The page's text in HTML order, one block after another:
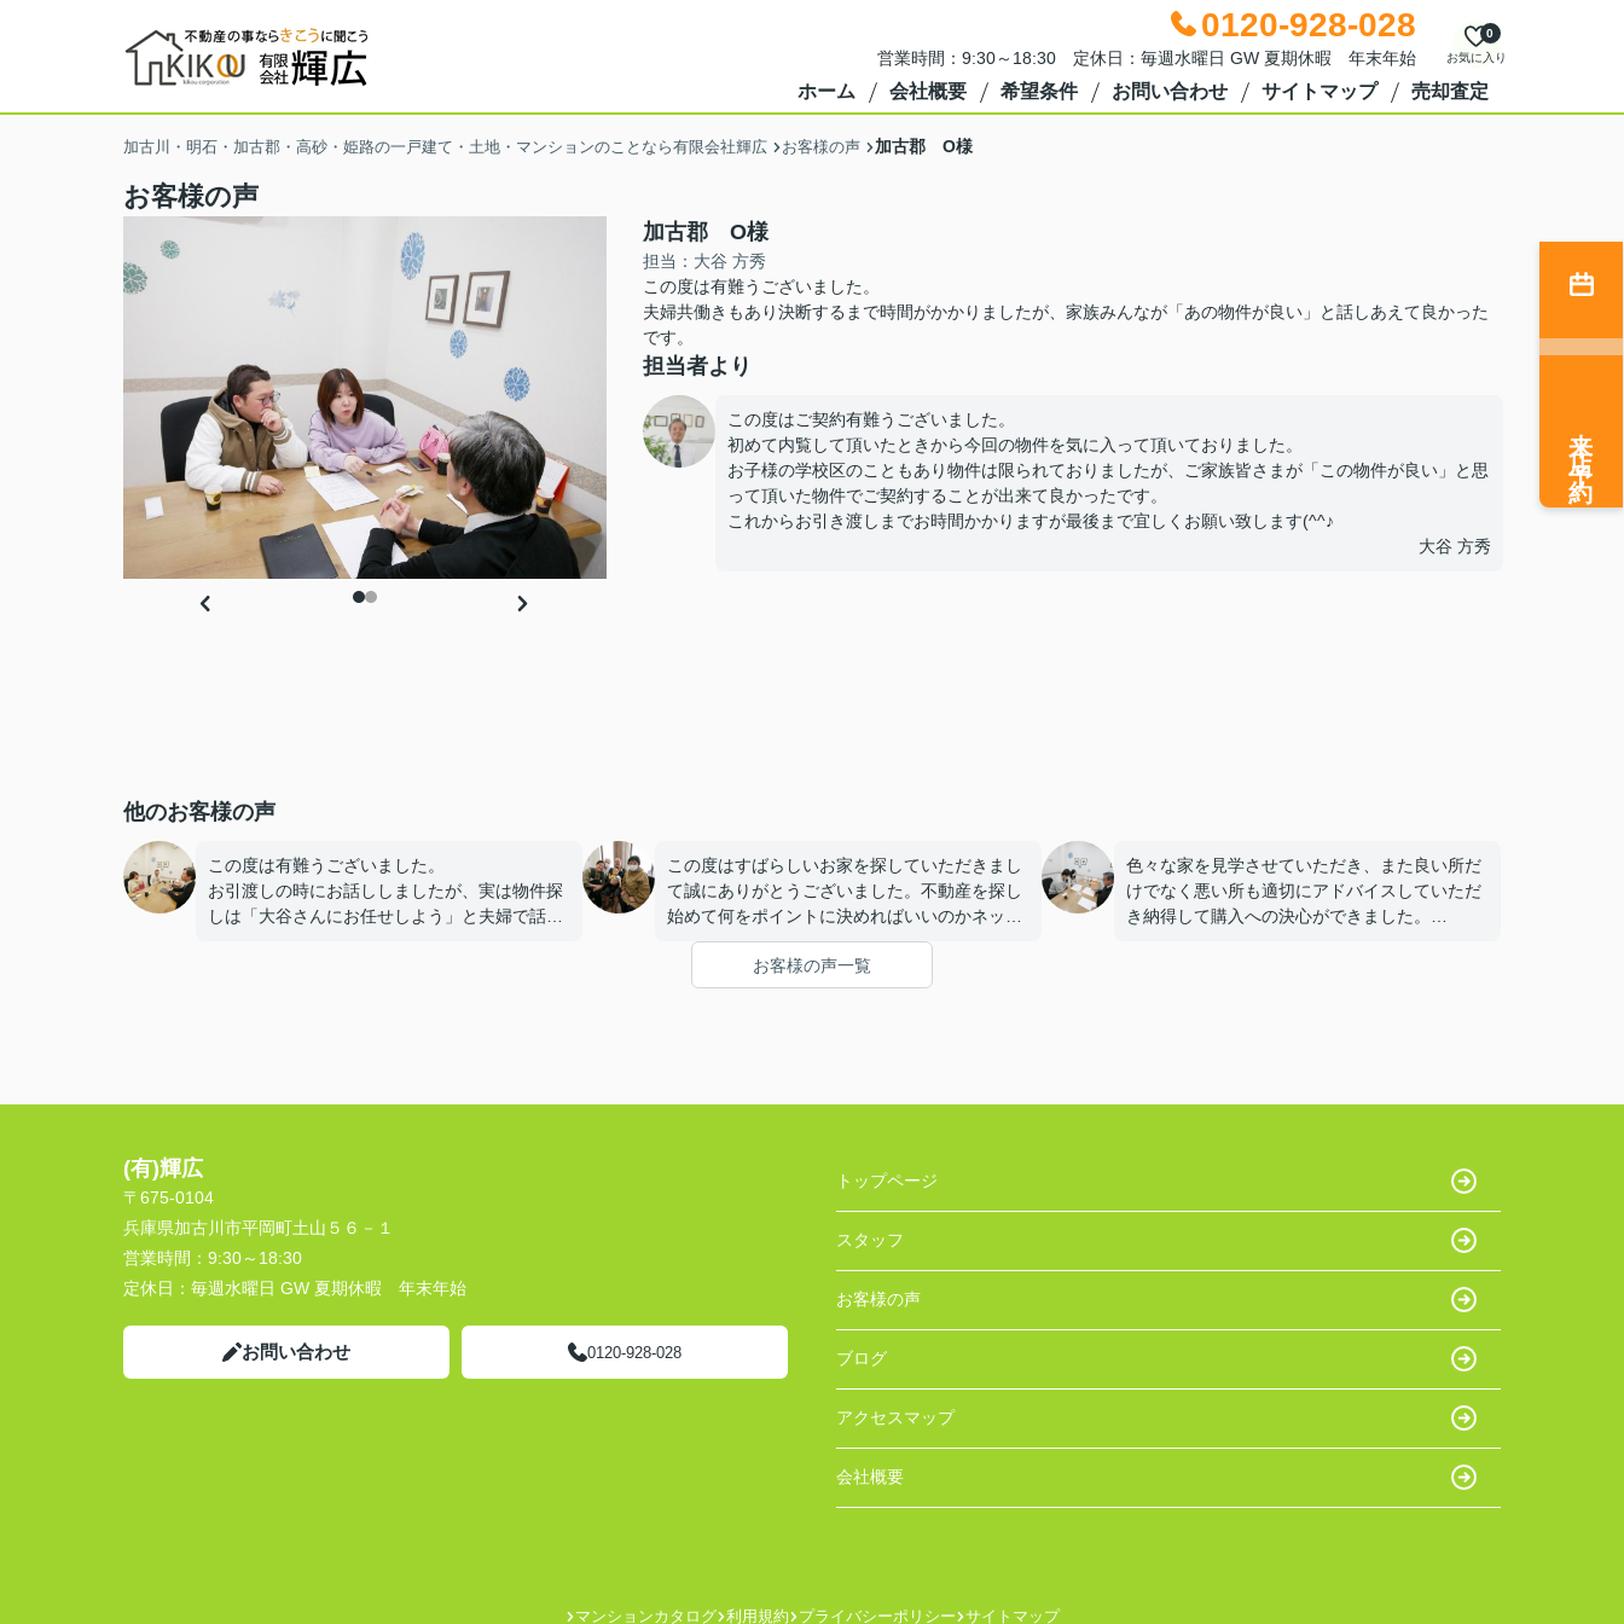
0120-928-028
営業時間：9:30～18:30 定休日：毎週水曜日 GW 夏期休暇 年末年始 お気に入り
0
ホーム 会社概要 希望条件 お問い合わせ サイトマップ 売却査定
加古川・明石・加古郡・高砂・姫路の一戸建て・土地・マンションのことなら有限会社輝広 お客様の声 加古郡 O様
お客様の声
加古郡 O様
担当：大谷 方秀
この度は有難うございました。
夫婦共働きもあり決断するまで時間がかかりましたが、家族みんなが「あの物件が良い」と話しあえて良かった
です。
担当者より
この度はご契約有難うございました。
初めて内覧して頂いたときから今回の物件を気に入って頂いておりました。
お子様の学校区のこともあり物件は限られておりましたが、ご家族皆さまが「この物件が良い」と思
って頂いた物件でご契約することが出来て良かったです。
これからお引き渡しまでお時間かかりますが最後まで宜しくお願い致します(^^♪
大谷 方秀
他のお客様の声
この度は有難うございました。
お引渡しの時にお話ししましたが、実は物件探
しは「大谷さんにお任せしよう」と夫婦で話し
この度はすばらしいお家を探していただきまし
て誠にありがとうございました。不動産を探し
始めて何をポイントに決めればいいのかネット
で検索し模索していたところに的確なアドバイ
スをいただきました。すると迷いや不安が少な
くなり素敵なマイホームを購入することができ
色々な家を見学させていただき、また良い所だ
けでなく悪い所も適切にアドバイスしていただ
き納得して購入への決心ができました。
お客様の声一覧
来店予約
(有)輝広
〒675-0104
兵庫県加古川市平岡町土山５６－１
営業時間： 9:30～18:30
定休日： 毎週水曜日 GW 夏期休暇 年末年始
お問い合わせ 0120-928-028
トップページ
スタッフ
お客様の声
ブログ
アクセスマップ
会社概要
マンションカタログ 利用規約 プライバシーポリシー サイトマップ